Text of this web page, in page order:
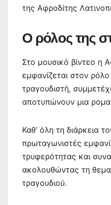
της Αφροδίτης
Ο ρόλος της
Στο μουσικό βίντεο η
εμφανίζεται στον
τραγουδιστή,
αποτυπώνουν μια
Καθ’ όλη τη διάρκεια
πρωταγωνιστές
τρυφερότητας και
ακολουθώντας τη
τραγουδιού.